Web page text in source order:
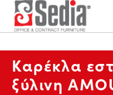
Καρέκλα
ξύλινη